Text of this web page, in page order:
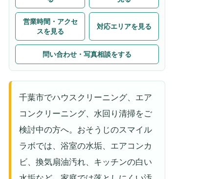
営業時間・アクセ
スを見る
対応エリアを見る
問い合わせ・写真相談をする
千葉市でハウスクリーニング、エア
コンクリーニング、水回り清掃をご
検討中の方へ。おそうじのスマイル
ラボでは、浴室の水垢、エアコンカ
ビ、換気扇油汚れ、キッチンの白い